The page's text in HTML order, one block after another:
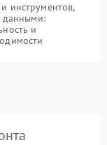
инструментов,
данными:
и